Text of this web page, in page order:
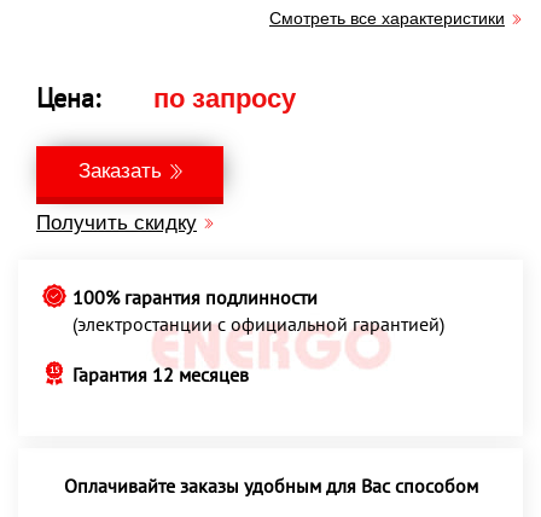
Смотреть все характеристики
Цена: по запросу
Заказать
Получить скидку
100% гарантия подлинности
(электростанции с официальной гарантией)
Гарантия 12 месяцев
Оплачивайте заказы удобным для Вас способом